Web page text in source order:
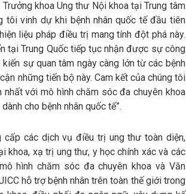
khoa Ung thư Nội khoa tại Trung tâm
tôi vinh dự khi bệnh nhân quốc tế đầu tiên
liệu pháp điều trị mang tính đột phá này.
tại Trung Quốc tiếp tục nhận được sự công
sự quan tâm ngày càng lớn từ các bệnh
những tiến bộ này. Cam kết của chúng tôi
với mô hình chăm sóc đa chuyên khoa
cho bệnh nhân quốc tế”.
cấp các dịch vụ điều trị ung thư toàn diện,
khoa, xạ trị ung thư, y học chính xác và các
hình chăm sóc đa chuyên khoa và Văn
hỗ trợ bệnh nhân trên toàn thế giới trong